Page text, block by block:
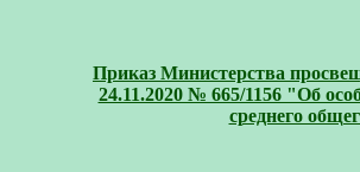
Приказ Министерства
24.11.2020 № 665/1156 "Об
среднего